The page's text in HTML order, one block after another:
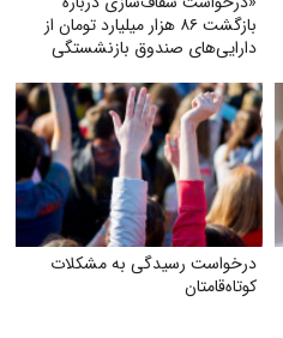
بازگشت ۸۶ هزار میلیارد تومان از
دارایی‌های صندوق بازنشستگی
تحقق مطالبات و بهبود معیشت
بازنشستگان»
درخواست رسیدگی به مشکلات
کوتاه‌قامتان